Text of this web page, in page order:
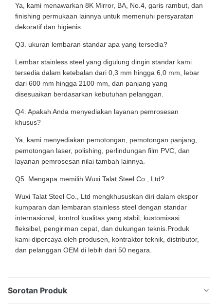
Ya, kami menawarkan 8K Mirror, BA, No.4, garis rambut, dan
finishing permukaan lainnya untuk memenuhi persyaratan
dekoratif dan higienis.
Q3. ukuran lembaran standar apa yang tersedia?
Lembar stainless steel yang digulung dingin standar kami
tersedia dalam ketebalan dari 0,3 mm hingga 6,0 mm, lebar
dari 600 mm hingga 2100 mm, dan panjang yang
disesuaikan berdasarkan kebutuhan pelanggan.
Q4. Apakah Anda menyediakan layanan pemrosesan
khusus?
Ya, kami menyediakan pemotongan, pemotongan panjang,
pemotongan laser, polishing, perlindungan film PVC, dan
layanan pemrosesan nilai tambah lainnya.
Q5. Mengapa memilih Wuxi Talat Steel Co., Ltd?
Wuxi Talat Steel Co., Ltd mengkhususkan diri dalam ekspor
kumparan dan lembaran stainless steel dengan standar
internasional, kontrol kualitas yang stabil, kustomisasi
fleksibel, pengiriman cepat, dan dukungan teknis.Produk
kami dipercaya oleh produsen, kontraktor teknik, distributor,
dan pelanggan OEM di lebih dari 50 negara.
Sorotan Produk